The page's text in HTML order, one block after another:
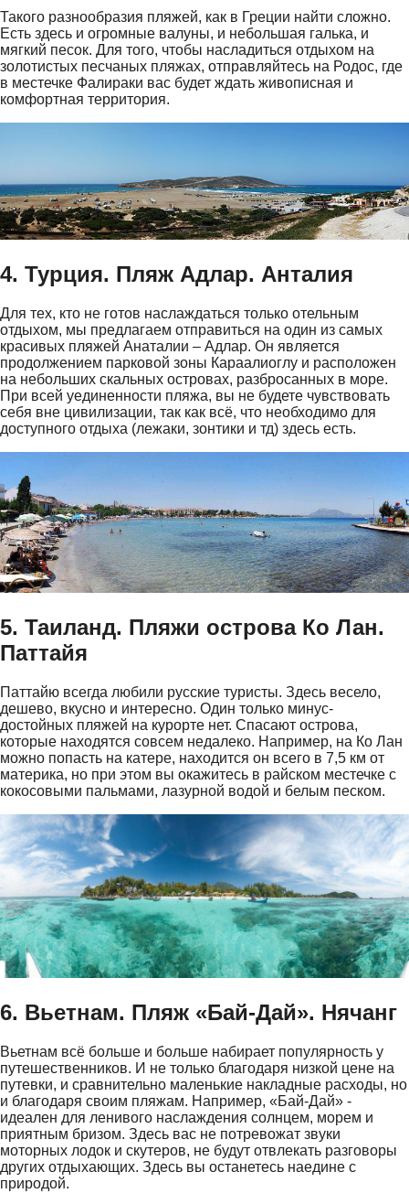
Такого разнообразия пляжей, как в Греции найти сложно.
Есть здесь и огромные валуны, и небольшая галька, и
мягкий песок. Для того, чтобы насладиться отдыхом на
золотистых песчаных пляжах, отправляйтесь на Родос, где
в местечке Фалираки вас будет ждать живописная и
комфортная территория.
4. Турция. Пляж Адлар. Анталия
Для тех, кто не готов наслаждаться только отельным
отдыхом, мы предлагаем отправиться на один из самых
красивых пляжей Анаталии – Адлар. Он является
продолжением парковой зоны Караалиоглу и расположен
на небольших скальных островах, разбросанных в море.
При всей уединенности пляжа, вы не будете чувствовать
себя вне цивилизации, так как всё, что необходимо для
доступного отдыха (лежаки, зонтики и тд) здесь есть.
5. Таиланд. Пляжи острова Ко Лан.
Паттайя
Паттайю всегда любили русские туристы. Здесь весело,
дешево, вкусно и интересно. Один только минус-
достойных пляжей на курорте нет. Спасают острова,
которые находятся совсем недалеко. Например, на Ко Лан
можно попасть на катере, находится он всего в 7,5 км от
материка, но при этом вы окажитесь в райском местечке с
кокосовыми пальмами, лазурной водой и белым песком.
6. Вьетнам. Пляж «Бай-Дай». Нячанг
Вьетнам всё больше и больше набирает популярность у
путешественников. И не только благодаря низкой цене на
путевки, и сравнительно маленькие накладные расходы, но
и благодаря своим пляжам. Например, «Бай-Дай» -
идеален для ленивого наслаждения солнцем, морем и
приятным бризом. Здесь вас не потревожат звуки
моторных лодок и скутеров, не будут отвлекать разговоры
других отдыхающих. Здесь вы останетесь наедине с
природой.